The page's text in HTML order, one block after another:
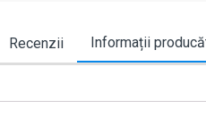
Recenzii Informații